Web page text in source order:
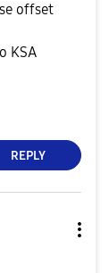
offset
KSA
REPLY